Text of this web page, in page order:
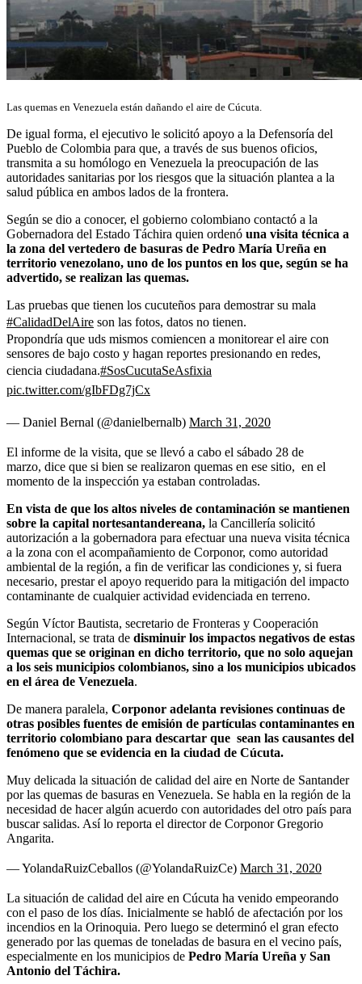
Las quemas en Venezuela están dañando el aire de Cúcuta.
De igual forma, el ejecutivo le solicitó apoyo a la Defensoría del
Pueblo de Colombia para que, a través de sus buenos oficios,
transmita a su homólogo en Venezuela la preocupación de las
autoridades sanitarias por los riesgos que la situación plantea a la
salud pública en ambos lados de la frontera.
Según se dio a conocer, el gobierno colombiano contactó a la
Gobernadora del Estado Táchira quien ordenó una visita técnica a
la zona del vertedero de basuras de Pedro María Ureña en
territorio venezolano, uno de los puntos en los que, según se ha
advertido, se realizan las quemas.
Las pruebas que tienen los cucuteños para demostrar su mala
#CalidadDelAire son las fotos, datos no tienen.
Propondría que uds mismos comiencen a monitorear el aire con
sensores de bajo costo y hagan reportes presionando en redes,
ciencia ciudadana.#SosCucutaSeAsfixia
pic.twitter.com/gIbFDg7jCx
— Daniel Bernal (@danielbernalb) March 31, 2020
El informe de la visita, que se llevó a cabo el sábado 28 de
marzo, dice que si bien se realizaron quemas en ese sitio, en el
momento de la inspección ya estaban controladas.
En vista de que los altos niveles de contaminación se mantienen
sobre la capital nortesantandereana, la Cancillería solicitó
autorización a la gobernadora para efectuar una nueva visita técnica
a la zona con el acompañamiento de Corponor, como autoridad
ambiental de la región, a fin de verificar las condiciones y, si fuera
necesario, prestar el apoyo requerido para la mitigación del impacto
contaminante de cualquier actividad evidenciada en terreno.
Según Víctor Bautista, secretario de Fronteras y Cooperación
Internacional, se trata de disminuir los impactos negativos de estas
quemas que se originan en dicho territorio, que no solo aquejan
a los seis municipios colombianos, sino a los municipios ubicados
en el área de Venezuela.
De manera paralela, Corponor adelanta revisiones continuas de
otras posibles fuentes de emisión de partículas contaminantes en
territorio colombiano para descartar que sean las causantes del
fenómeno que se evidencia en la ciudad de Cúcuta.
Muy delicada la situación de calidad del aire en Norte de Santander
por las quemas de basuras en Venezuela. Se habla en la región de la
necesidad de hacer algún acuerdo con autoridades del otro país para
buscar salidas. Así lo reporta el director de Corponor Gregorio
Angarita.
— YolandaRuizCeballos (@YolandaRuizCe) March 31, 2020
La situación de calidad del aire en Cúcuta ha venido empeorando
con el paso de los días. Inicialmente se habló de afectación por los
incendios en la Orinoquia. Pero luego se determinó el gran efecto
generado por las quemas de toneladas de basura en el vecino país,
especialmente en los municipios de Pedro María Ureña y San
Antonio del Táchira.